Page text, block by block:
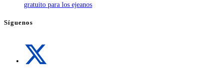
gratuito para los ejeanos
Síguenos